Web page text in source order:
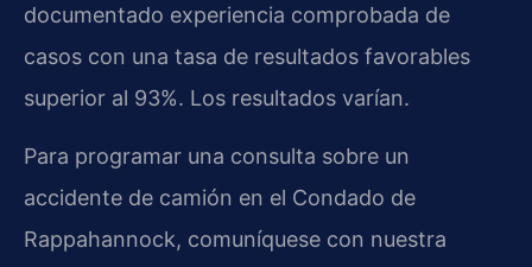
documentado experiencia comprobada de
casos con una tasa de resultados favorables
superior al 93%. Los resultados varían.
Para programar una consulta sobre un
accidente de camión en el Condado de
Rappahannock, comuníquese con nuestra